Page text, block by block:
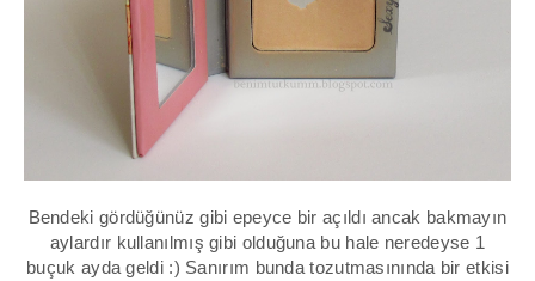
Bendeki gördüğünüz gibi epeyce bir açıldı ancak bakmayın
aylardır kullanılmış gibi olduğuna bu hale neredeyse 1
buçuk ayda geldi :) Sanırım bunda tozutmasınında bir etkisi